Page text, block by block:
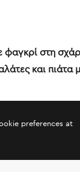
φαγκρί στη
και πιάτα
preferences at